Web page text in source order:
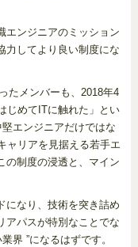
エンジニアのミッション
力してより良い制度にな
たメンバーも、2018年4
じめてITに触れた」とい
エンジニアだけではな
ャリアを見据える若手エ
の制度の浸透と、マイン
になり、技術を突き詰め
アパスが特別なことでな
界 ”になるはずです。